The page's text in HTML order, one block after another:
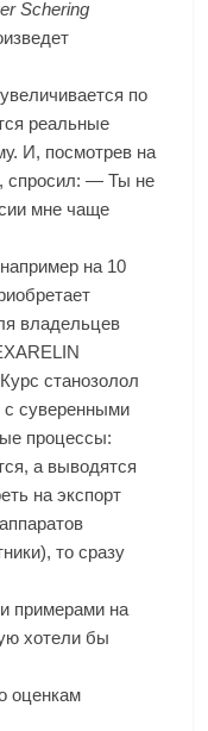
Schering
по
реальные
И, посмотрев на
спросил: — Ты не
мне чаще
на 10
владельцев
станозолол
суверенными
процессы:
а выводятся
на экспорт
то сразу
примерами на
хотели бы
оценкам